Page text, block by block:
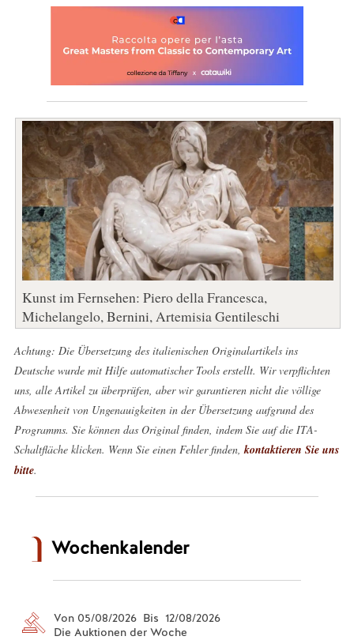
Kunst im Fernsehen: Piero della Francesca,
Michelangelo, Bernini, Artemisia Gentileschi
Achtung: Die Übersetzung des italienischen Originalartikels ins
Deutsche wurde mit Hilfe automatischer Tools erstellt. Wir verpflichten
uns, alle Artikel zu überprüfen, aber wir garantieren nicht die völlige
Abwesenheit von Ungenauigkeiten in der Übersetzung aufgrund des
Programms. Sie können das Original finden, indem Sie auf die ITA-
Schaltfläche klicken. Wenn Sie einen Fehler finden, kontaktieren Sie uns
bitte.
Wochenkalender
Von 05/08/2026 Bis 12/08/2026
Die Auktionen der Woche